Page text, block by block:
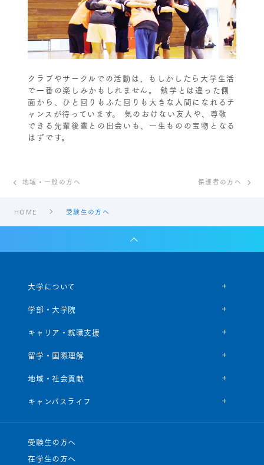
クラブやサークルでの活動は、もしかしたら大学生活
で一番の楽しみかもしれません。 勉学とは違った側
面から、ひと回りもふた回りも大きな人間になれるチ
ャンスが待っています。 気のおけない友人や、尊敬
できる先輩後輩との出会いも、一生ものの宝物となる
はずです。
地域・一般の方へ 保護者の方へ
HOME 受験生の方へ
大学について
学部・大学院
キャリア・就職支援
留学・国際理解
地域・社会貢献
キャンパスライフ
受験生の方へ
在学生の方へ